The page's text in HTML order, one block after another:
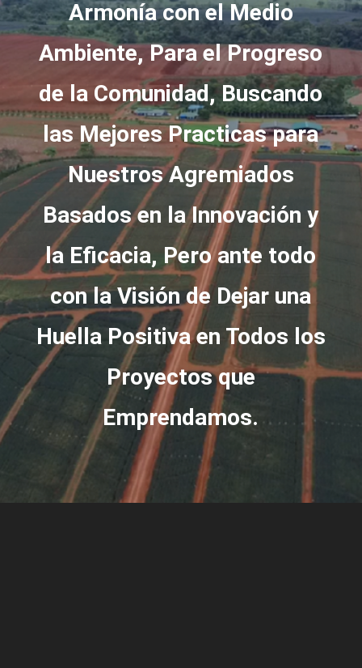
Armonía con el Medio
Ambiente, Para el Progreso
de la Comunidad, Buscando
las Mejores Practicas para
Nuestros Agremiados
Basados en la Innovación y
la Eficacia, Pero ante todo
con la Visión de Dejar una
Huella Positiva en Todos los
Proyectos que
Emprendamos.